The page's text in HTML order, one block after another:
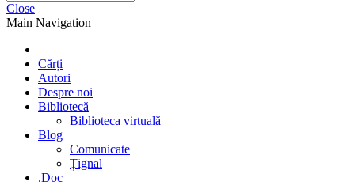
Close
Main Navigation
Cărți
Autori
Despre noi
Bibliotecă
Biblioteca virtuală
Blog
Comunicate
Țignal
.Doc